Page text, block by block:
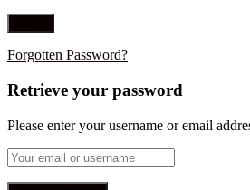
Forgotten Password?
Retrieve your password
Please enter your username or email